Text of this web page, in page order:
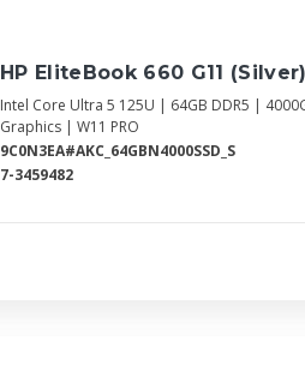
HP EliteBook 660 G11 (Silver)
Intel Core Ultra 5 125U | 64GB DDR5 |
Graphics | W11 PRO
9C0N3EA#AKC_64GBN4000SSD_S
7-3459482